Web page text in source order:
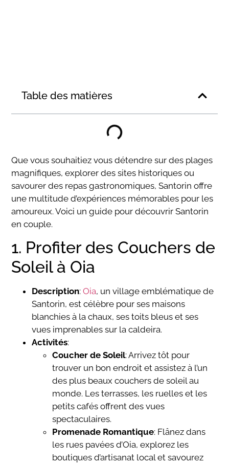
Table des matières
Que vous souhaitiez vous détendre sur des plages
magnifiques, explorer des sites historiques ou
savourer des repas gastronomiques, Santorin offre
une multitude d’expériences mémorables pour les
amoureux. Voici un guide pour découvrir Santorin
en couple.
1. Profiter des Couchers de
Soleil à Oia
Description:Oia, un village emblématique de
Santorin, est célèbre pour ses maisons
blanchies à la chaux, ses toits bleus et ses
vues imprenables sur la caldeira.
Activités:
Coucher de Soleil: Arrivez tôt pour
trouver un bon endroit et assistez à l’un
des plus beaux couchers de soleil au
monde. Les terrasses, les ruelles et les
petits cafés offrent des vues
spectaculaires.
Promenade Romantique: Flânez dans
les rues pavées d’Oia, explorez les
boutiques d’artisanat local et savourez